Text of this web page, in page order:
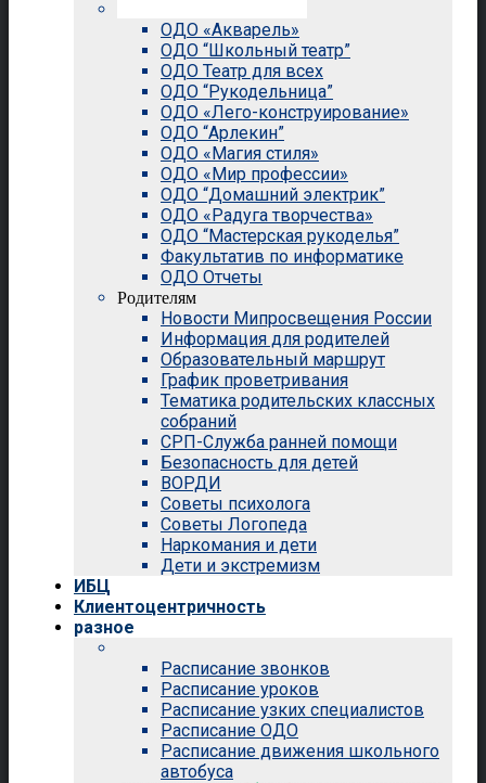
ОДО «Акварель»
ОДО “Школьный театр”
ОДО Театр для всех
ОДО “Рукодельница”
ОДО «Лего-конструирование»
ОДО “Арлекин”
ОДО «Магия стиля»
ОДО «Мир профессии»
ОДО “Домашний электрик”
ОДО «Радуга творчества»
ОДО “Мастерская рукоделья”
Факультатив по информатике
ОДО Отчеты
Родителям
Новости Мипросвещения России
Информация для родителей
Образовательный маршрут
График проветривания
Тематика родительских классных
собраний
СРП-Служба ранней помощи
Безопасность для детей
ВОРДИ
Советы психолога
Советы Логопеда
Наркомания и дети
Дети и экстремизм
ИБЦ
Клиентоцентричность
разное
Расписание звонков
Расписание уроков
Расписание узких специалистов
Расписание ОДО
Расписание движения школьного
автобуса